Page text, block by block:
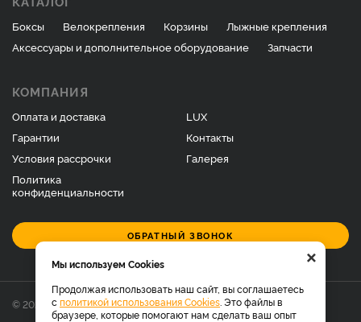
Боксы Велокрепления Корзины
Лыжные крепления
Аксессуары и дополнительное оборудование
Запчасти
КОМПАНИЯ
Оплата и доставка
Гарантии
Условия рассрочки
Политика
конфиденциальности
LUX
Контакты
Галерея
ОБРАТНЫЙ ЗВОНОК
© 2026 Фирменный магазин багажников LUX.
×
Мы используем Cookies
Продолжая использовать наш сайт, вы соглашаетесь
с политикой использования Cookies . Это файлы в
браузере, которые помогают нам сделать ваш опыт